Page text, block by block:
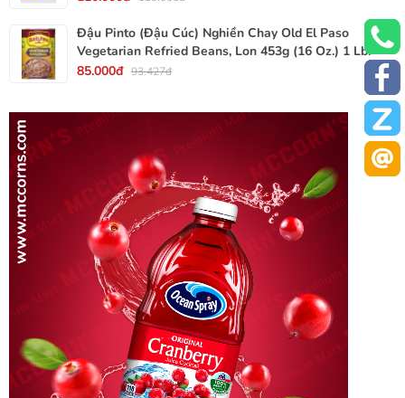
Đậu Pinto (Đậu Cúc) Nghiền Chay Old El Paso
Vegetarian Refried Beans, Lon 453g (16 Oz.) 1 Lb.
85.000đ 93.427đ